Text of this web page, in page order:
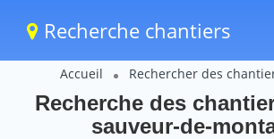
Recherche chantiers
Accueil Rechercher des
Recherche des
sauveur-de-